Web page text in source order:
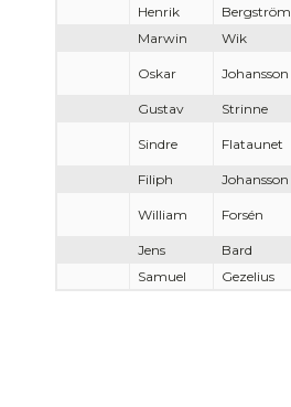
Henrik
Bergström
Marwin
Wik
Oskar Johansson
Gustav
Strinne
Sindre Flataunet
Filiph
Johansson
William Forsén
Jens
Bard
Samuel
Gezelius